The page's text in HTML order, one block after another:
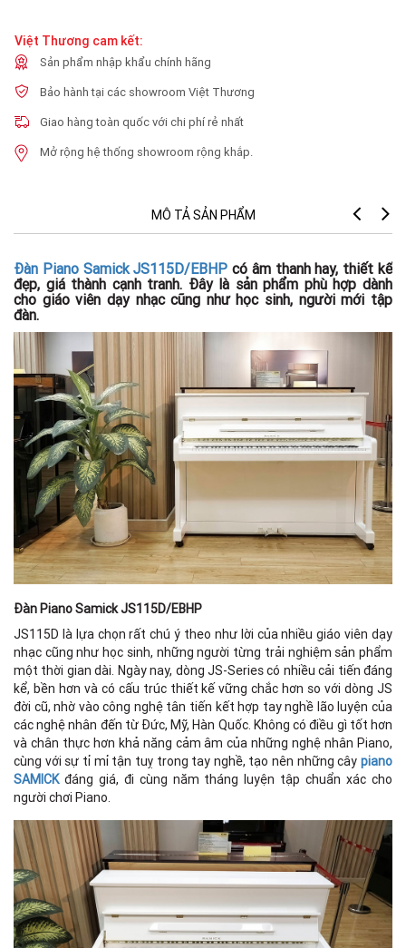
Việt Thương cam kết:
Sản phẩm nhập khẩu chính hãng
Bảo hành tại các showroom Việt Thương
Giao hàng toàn quốc với chi phí rẻ nhất
Mở rộng hệ thống showroom rộng khắp.
MÔ TẢ SẢN PHẨM
Đàn Piano Samick JS115D/EBHP có âm thanh hay, thiết kế
đẹp, giá thành cạnh tranh. Đây là sản phẩm phù hợp dành
cho giáo viên dạy nhạc cũng như học sinh, người mới tập
đàn.
Đàn Piano Samick JS115D/EBHP
JS115D là lựa chọn rất chú ý theo như lời của nhiều giáo viên dạy
nhạc cũng như học sinh, những người từng trải nghiệm sản phẩm
một thời gian dài. Ngày nay, dòng JS-Series có nhiều cải tiến đáng
kể, bền hơn và có cấu trúc thiết kế vững chắc hơn so với dòng JS
đời cũ, nhờ vào công nghệ tân tiến kết hợp tay nghề lão luyện của
các nghệ nhân đến từ Đức, Mỹ, Hàn Quốc. Không có điều gì tốt hơn
và chân thực hơn khả năng cảm âm của những nghệ nhân Piano,
cùng với sự tỉ mỉ tận tuỵ trong tay nghề, tạo nên những cây piano
SAMICKđáng giá, đi cùng năm tháng luyện tập chuẩn xác cho
người chơi Piano.